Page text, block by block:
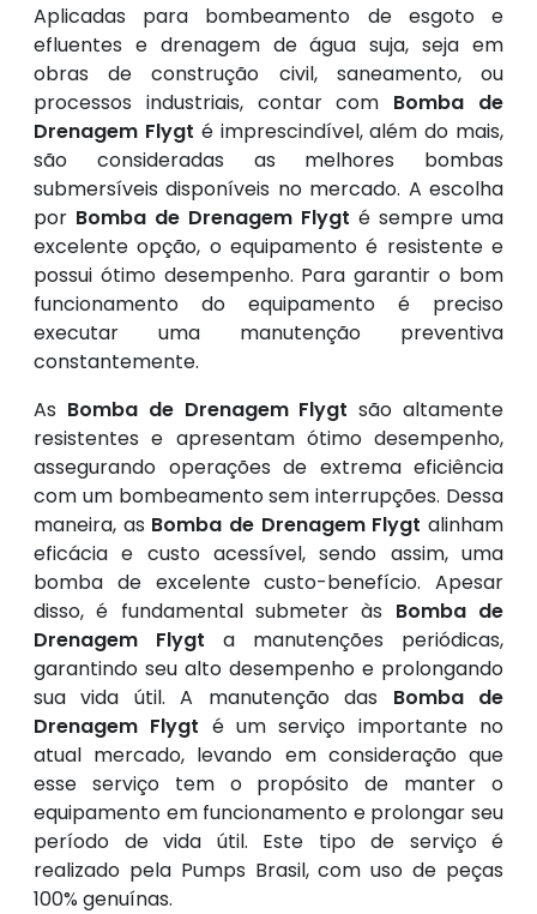
Aplicadas para bombeamento de esgoto e
efluentes e drenagem de água suja, seja em
obras de construção civil, saneamento, ou
processos industriais, contar com Bomba de
Drenagem Flygt é imprescindível, além do mais,
são consideradas as melhores bombas
submersíveis disponíveis no mercado. A escolha
por Bomba de Drenagem Flygt é sempre uma
excelente opção, o equipamento é resistente e
possui ótimo desempenho. Para garantir o bom
funcionamento do equipamento é preciso
executar uma manutenção preventiva
constantemente.
As Bomba de Drenagem Flygt são altamente
resistentes e apresentam ótimo desempenho,
assegurando operações de extrema eficiência
com um bombeamento sem interrupções. Dessa
maneira, as Bomba de Drenagem Flygt alinham
eficácia e custo acessível, sendo assim, uma
bomba de excelente custo-benefício. Apesar
disso, é fundamental submeter às Bomba de
Drenagem Flygt a manutenções periódicas,
garantindo seu alto desempenho e prolongando
sua vida útil. A manutenção das Bomba de
Drenagem Flygt é um serviço importante no
atual mercado, levando em consideração que
esse serviço tem o propósito de manter o
equipamento em funcionamento e prolongar seu
período de vida útil. Este tipo de serviço é
realizado pela Pumps Brasil, com uso de peças
100% genuínas.